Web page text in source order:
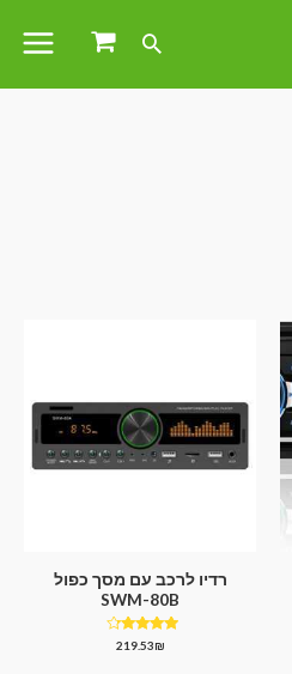
רדיו לרכב עם מסך כפול
SWM-80B
דורג
219.53₪